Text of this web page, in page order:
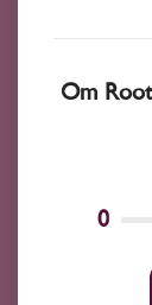
Jaargang
Om
0